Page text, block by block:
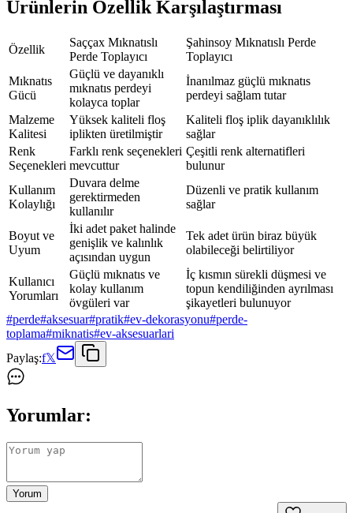
Ürünlerin Özellik Karşılaştırması
Özellik
Saççax Mıknatıslı
Perde Toplayıcı
Şahinsoy Mıknatıslı Perde
Toplayıcı
Mıknatıs
Gücü
Güçlü ve dayanıklı
mıknatıs perdeyi
kolayca toplar
İnanılmaz güçlü mıknatıs
perdeyi sağlam tutar
Malzeme
Kalitesi
Yüksek kaliteli floş
iplikten üretilmiştir
Kaliteli floş iplik dayanıklılık
sağlar
Renk
Seçenekleri
Farklı renk seçenekleri
mevcuttur
Çeşitli renk alternatifleri
bulunur
Kullanım
Kolaylığı
Duvara delme
gerektirmeden
kullanılır
Düzenli ve pratik kullanım
sağlar
Boyut ve
Uyum
İki adet paket halinde
genişlik ve kalınlık
açısından uygun
Tek adet ürün biraz büyük
olabileceği belirtiliyor
Kullanıcı
Yorumları
Güçlü mıknatıs ve
kolay kullanım
övgüleri var
İç kısmın sürekli düşmesi ve
topun kendiliğinden ayrılması
şikayetleri bulunuyor
#perde#aksesuar#pratik#ev-dekorasyonu#perde-
toplama#miknatis#ev-aksesuarlari
Paylaş:f𝕏
Yorumlar:
Yorum